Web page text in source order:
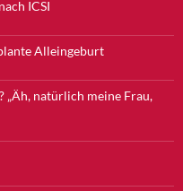
ICSI
Alleingeburt
„Äh, natürlich meine Frau,